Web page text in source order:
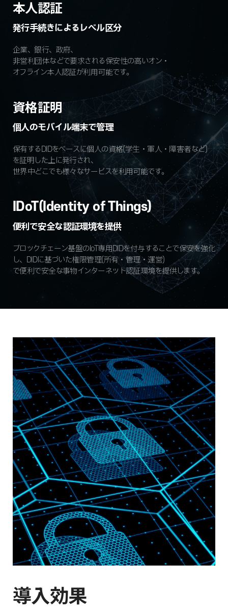
本人認証
発行手続きによるレベル区分
企業、銀行、政府、
非営利団体などで要求される保安性の高いオン・
オフライン本人認証が利用可能です。
資格証明
個人のモバイル端末で管理
保有するDIDをベースに個人の資格(学生・軍人・障害者など)
を証明した上に発行され、
世界中どこでも様々なサービスを利用可能です。
IDoT(Identity of Things)
便利で安全な認証環境を提供
ブロックチェーン基盤のIoT専用DIDを付与することで保安を強化
し、DIDに基づいた権限管理(所有・管理・運営)
で便利で安全な事物インターネット認証環境を提供します。
導入効果